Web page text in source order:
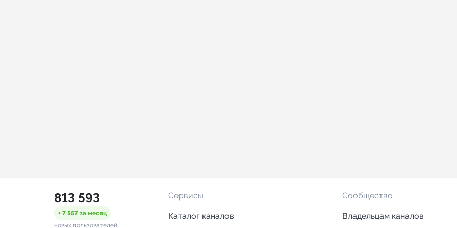
813 593
+ 7 557 за месяц
новых пользователей
Сервисы
Каталог каналов
Сообщество
Владельцам каналов